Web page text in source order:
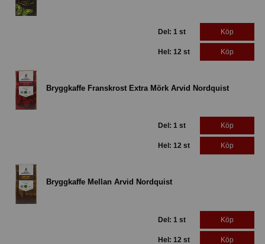
Del: 1 st Köp
Hel: 12 st Köp
Bryggkaffe Franskrost Extra Mörk Arvid Nordquist
Del: 1 st Köp
Hel: 12 st Köp
Bryggkaffe Mellan Arvid Nordquist
Del: 1 st Köp
Hel: 12 st Köp